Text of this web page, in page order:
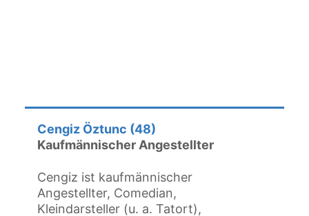
Cengiz Öztunc (48)
Kaufmännischer Angestellter
Cengiz ist kaufmännischer
Angestellter, Comedian,
Kleindarsteller (u. a. Tatort),